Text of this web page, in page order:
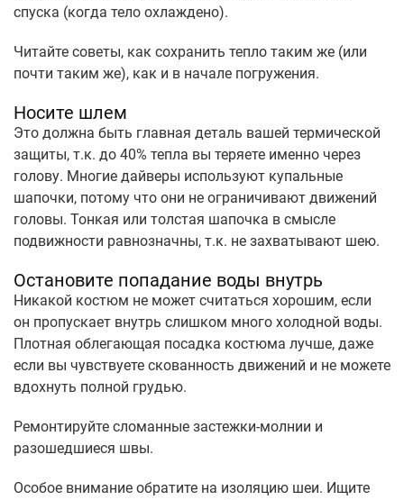
спуска (когда тело охлаждено).
Читайте советы, как сохранить тепло таким же (или
почти таким же), как и в начале погружения.
Носите шлем
Это должна быть главная деталь вашей термической
защиты, т.к. до 40% тепла вы теряете именно через
голову. Многие дайверы используют купальные
шапочки, потому что они не ограничивают движений
головы. Тонкая или толстая шапочка в смысле
подвижности равнозначны, т.к. не захватывают шею.
Остановите попадание воды внутрь
Никакой костюм не может считаться хорошим, если
он пропускает внутрь слишком много холодной воды.
Плотная облегающая посадка костюма лучше, даже
если вы чувствуете скованность движений и не можете
вдохнуть полной грудью.
Ремонтируйте сломанные застежки-молнии и
разошедшиеся швы.
Особое внимание обратите на изоляцию шеи. Ищите